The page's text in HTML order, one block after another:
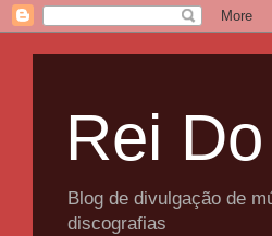
Rei
Blog de divulgação de
discografias